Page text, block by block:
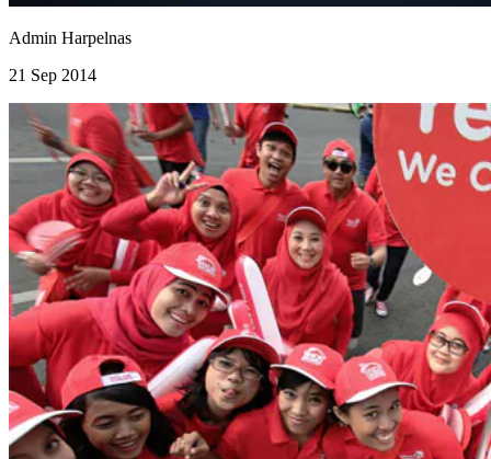
Admin Harpelnas
21 Sep 2014